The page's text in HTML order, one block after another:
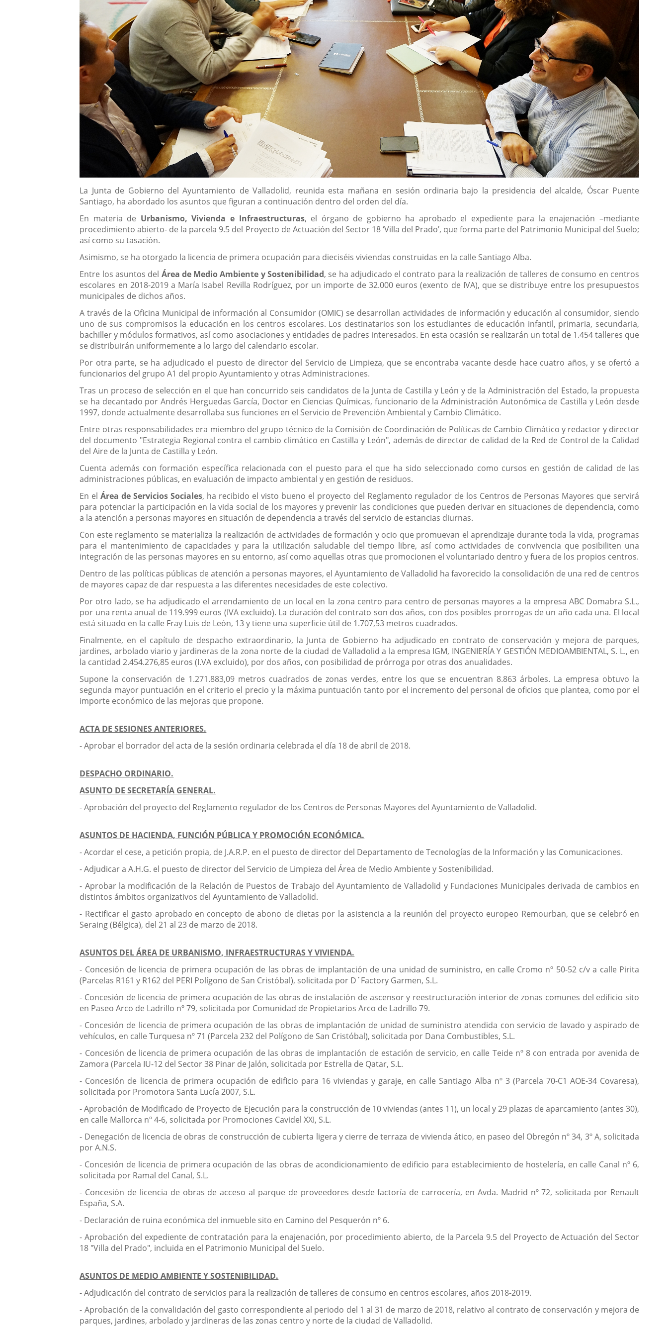
Descripción
La Junta de Gobierno del Ayuntamiento de Valladolid, reunida esta mañana en sesión ordinaria bajo la presidencia del alcalde, Óscar Puente
Santiago, ha abordado los asuntos que figuran a continuación dentro del orden del día.
En materia de Urbanismo, Vivienda e Infraestructuras, el órgano de gobierno ha aprobado el expediente para la enajenación –mediante
procedimiento abierto- de la parcela 9.5 del Proyecto de Actuación del Sector 18 ‘Villa del Prado’, que forma parte del Patrimonio Municipal del Suelo;
así como su tasación.
Asimismo, se ha otorgado la licencia de primera ocupación para dieciséis viviendas construidas en la calle Santiago Alba.
Entre los asuntos del Área de Medio Ambiente y Sostenibilidad, se ha adjudicado el contrato para la realización de talleres de consumo en centros
escolares en 2018-2019 a María Isabel Revilla Rodríguez, por un importe de 32.000 euros (exento de IVA), que se distribuye entre los presupuestos
municipales de dichos años.
A través de la Oficina Municipal de información al Consumidor (OMIC) se desarrollan actividades de información y educación al consumidor, siendo
uno de sus compromisos la educación en los centros escolares. Los destinatarios son los estudiantes de educación infantil, primaria, secundaria,
bachiller y módulos formativos, así como asociaciones y entidades de padres interesados. En esta ocasión se realizarán un total de 1.454 talleres que
se distribuirán uniformemente a lo largo del calendario escolar.
Por otra parte, se ha adjudicado el puesto de director del Servicio de Limpieza, que se encontraba vacante desde hace cuatro años, y se ofertó a
funcionarios del grupo A1 del propio Ayuntamiento y otras Administraciones.
Tras un proceso de selección en el que han concurrido seis candidatos de la Junta de Castilla y León y de la Administración del Estado, la propuesta
se ha decantado por Andrés Herguedas García, Doctor en Ciencias Químicas, funcionario de la Administración Autonómica de Castilla y León desde
1997, donde actualmente desarrollaba sus funciones en el Servicio de Prevención Ambiental y Cambio Climático.
Entre otras responsabilidades era miembro del grupo técnico de la Comisión de Coordinación de Políticas de Cambio Climático y redactor y director
del documento "Estrategia Regional contra el cambio climático en Castilla y León", además de director de calidad de la Red de Control de la Calidad
del Aire de la Junta de Castilla y León.
Cuenta además con formación específica relacionada con el puesto para el que ha sido seleccionado como cursos en gestión de calidad de las
administraciones públicas, en evaluación de impacto ambiental y en gestión de residuos.
En elÁrea de Servicios Sociales, ha recibido el visto bueno el proyecto del Reglamento regulador de los Centros de Personas Mayores que servirá
para potenciar la participación en la vida social de los mayores y prevenir las condiciones que pueden derivar en situaciones de dependencia, como
a la atención a personas mayores en situación de dependencia a través del servicio de estancias diurnas.
Con este reglamento se materializa la realización de actividades de formación y ocio que promuevan el aprendizaje durante toda la vida, programas
para el mantenimiento de capacidades y para la utilización saludable del tiempo libre, así como actividades de convivencia que posibiliten una
integración de las personas mayores en su entorno, así como aquellas otras que promocionen el voluntariado dentro y fuera de los propios centros.
Dentro de las políticas públicas de atención a personas mayores, el Ayuntamiento de Valladolid ha favorecido la consolidación de una red de centros
de mayores capaz de dar respuesta a las diferentes necesidades de este colectivo.
Por otro lado, se ha adjudicado el arrendamiento de un local en la zona centro para centro de personas mayores a la empresa ABC Domabra S.L.,
por una renta anual de 119.999 euros (IVA excluido). La duración del contrato son dos años, con dos posibles prorrogas de un año cada una. El local
está situado en la calle Fray Luis de León, 13 y tiene una superficie útil de 1.707,53 metros cuadrados.
Finalmente, en el capítulo de despacho extraordinario, la Junta de Gobierno ha adjudicado en contrato de conservación y mejora de parques,
jardines, arbolado viario y jardineras de la zona norte de la ciudad de Valladolid a la empresa IGM, INGENIERÍA Y GESTIÓN MEDIOAMBIENTAL, S. L., en
la cantidad 2.454.276,85 euros (I.VA excluido), por dos años, con posibilidad de prórroga por otras dos anualidades.
Supone la conservación de 1.271.883,09 metros cuadrados de zonas verdes, entre los que se encuentran 8.863 árboles. La empresa obtuvo la
segunda mayor puntuación en el criterio el precio y la máxima puntuación tanto por el incremento del personal de oficios que plantea, como por el
importe económico de las mejoras que propone.
ACTA DE SESIONES ANTERIORES.
- Aprobar el borrador del acta de la sesión ordinaria celebrada el día 18 de abril de 2018.
DESPACHO ORDINARIO.
ASUNTO DE SECRETARÍA GENERAL.
- Aprobación del proyecto del Reglamento regulador de los Centros de Personas Mayores del Ayuntamiento de Valladolid.
ASUNTOS DE HACIENDA, FUNCIÓN PÚBLICA Y PROMOCIÓN ECONÓMICA.
- Acordar el cese, a petición propia, de J.A.R.P. en el puesto de director del Departamento de Tecnologías de la Información y las Comunicaciones.
- Adjudicar a A.H.G. el puesto de director del Servicio de Limpieza del Área de Medio Ambiente y Sostenibilidad.
- Aprobar la modificación de la Relación de Puestos de Trabajo del Ayuntamiento de Valladolid y Fundaciones Municipales derivada de cambios en
distintos ámbitos organizativos del Ayuntamiento de Valladolid.
- Rectificar el gasto aprobado en concepto de abono de dietas por la asistencia a la reunión del proyecto europeo Remourban, que se celebró en
Seraing (Bélgica), del 21 al 23 de marzo de 2018.
ASUNTOS DEL ÁREA DE URBANISMO, INFRAESTRUCTURAS Y VIVIENDA.
- Concesión de licencia de primera ocupación de las obras de implantación de una unidad de suministro, en calle Cromo nº 50-52 c/v a calle Pirita
(Parcelas R161 y R162 del PERI Polígono de San Cristóbal), solicitada por D´Factory Garmen, S.L.
- Concesión de licencia de primera ocupación de las obras de instalación de ascensor y reestructuración interior de zonas comunes del edificio sito
en Paseo Arco de Ladrillo nº 79, solicitada por Comunidad de Propietarios Arco de Ladrillo 79.
- Concesión de licencia de primera ocupación de las obras de implantación de unidad de suministro atendida con servicio de lavado y aspirado de
vehículos, en calle Turquesa nº 71 (Parcela 232 del Polígono de San Cristóbal), solicitada por Dana Combustibles, S.L.
- Concesión de licencia de primera ocupación de las obras de implantación de estación de servicio, en calle Teide nº 8 con entrada por avenida de
Zamora (Parcela IU-12 del Sector 38 Pinar de Jalón, solicitada por Estrella de Qatar, S.L.
- Concesión de licencia de primera ocupación de edificio para 16 viviendas y garaje, en calle Santiago Alba nº 3 (Parcela 70-C1 AOE-34 Covaresa),
solicitada por Promotora Santa Lucía 2007, S.L.
- Aprobación de Modificado de Proyecto de Ejecución para la construcción de 10 viviendas (antes 11), un local y 29 plazas de aparcamiento (antes 30),
en calle Mallorca nº 4-6, solicitada por Promociones Cavidel XXI, S.L.
- Denegación de licencia de obras de construcción de cubierta ligera y cierre de terraza de vivienda ático, en paseo del Obregón nº 34, 3º A, solicitada
por A.N.S.
- Concesión de licencia de primera ocupación de las obras de acondicionamiento de edificio para establecimiento de hostelería, en calle Canal nº 6,
solicitada por Ramal del Canal, S.L.
- Concesión de licencia de obras de acceso al parque de proveedores desde factoría de carrocería, en Avda. Madrid nº 72, solicitada por Renault
España, S.A.
- Declaración de ruina económica del inmueble sito en Camino del Pesquerón nº 6.
- Aprobación del expediente de contratación para la enajenación, por procedimiento abierto, de la Parcela 9.5 del Proyecto de Actuación del Sector
18 "Villa del Prado", incluida en el Patrimonio Municipal del Suelo.
ASUNTOS DE MEDIO AMBIENTE Y SOSTENIBILIDAD.
- Adjudicación del contrato de servicios para la realización de talleres de consumo en centros escolares, años 2018-2019.
- Aprobación de la convalidación del gasto correspondiente al periodo del 1 al 31 de marzo de 2018, relativo al contrato de conservación y mejora de
parques, jardines, arbolado y jardineras de las zonas centro y norte de la ciudad de Valladolid.